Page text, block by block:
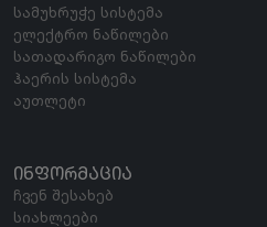
სამუხრუჭე სისტემა
ელექტრო ნაწილები
სათადარიგო ნაწილები
ჰაერის სისტემა
აუთლეტი
ᲘᲜᲤᲝᲠᲛᲐᲪᲘᲐ
ჩვენ შესახებ
სიახლეები